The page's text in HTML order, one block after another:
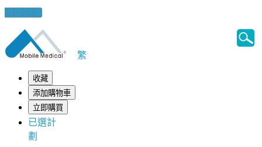
健康錦囊
繁
收藏
添加購物車
立即購買
已選計
劃